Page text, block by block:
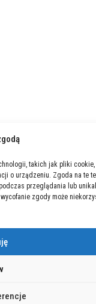
takich jak pliki
o urządzeniu. Zgoda na te
przeglądania lub
zgody może